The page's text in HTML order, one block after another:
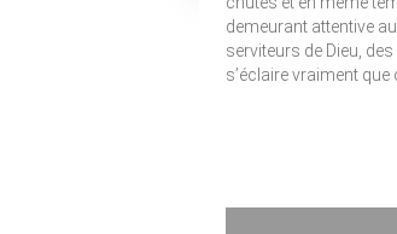
demeurant attentive
serviteurs de Dieu,
s’éclaire vraiment que